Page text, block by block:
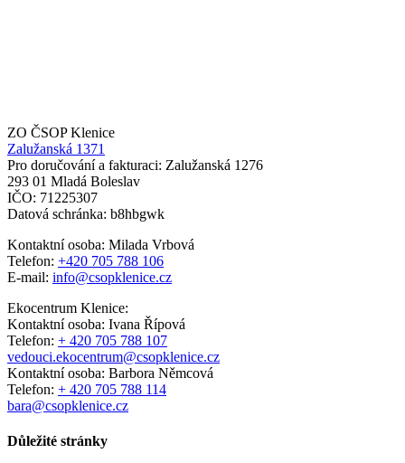
ZO ČSOP Klenice
Zalužanská 1371
Pro doručování a fakturaci: Zalužanská 1276
293 01 Mladá Boleslav
IČO: 71225307
Datová schránka: b8hbgwk
Kontaktní osoba: Milada Vrbová
Telefon: +420 705 788 106
E-mail: info@csopklenice.cz
Ekocentrum Klenice:
Kontaktní osoba: Ivana Řípová
Telefon: + 420 705 788 107
vedouci.ekocentrum@csopklenice.cz
Kontaktní osoba: Barbora Němcová
Telefon: + 420 705 788 114
bara@csopklenice.cz
Důležité stránky